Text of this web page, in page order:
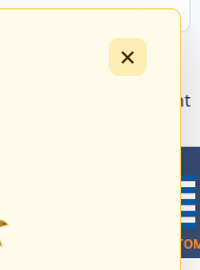
Livestream Übersicht
Europe
×